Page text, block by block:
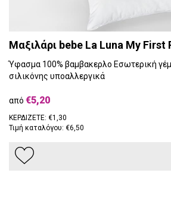
Μαξιλάρι bebe La Luna My First
Ύφασμα 100% βαμβακερλο Εσωτερική
σιλικόνης υποαλλεργικά
από €5,20
ΚΕΡΔΙΖΕΤΕ: €1,30
Τιμή καταλόγου: €6,50